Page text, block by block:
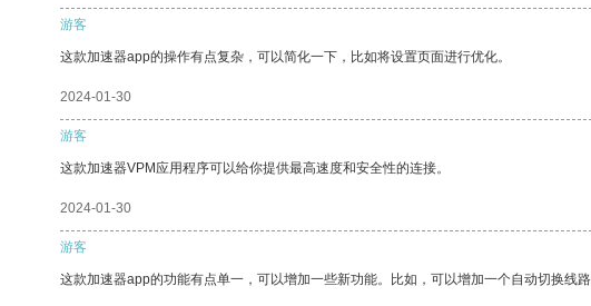
游客
这款加速器app的操作有点复杂，可以简化一下，比如将设置页面进行优化。
2024-01-30
游客
这款加速器VPM应用程序可以给你提供最高速度和安全性的连接。
2024-01-30
游客
这款加速器app的功能有点单一，可以增加一些新功能。比如，可以增加一个自动切换线